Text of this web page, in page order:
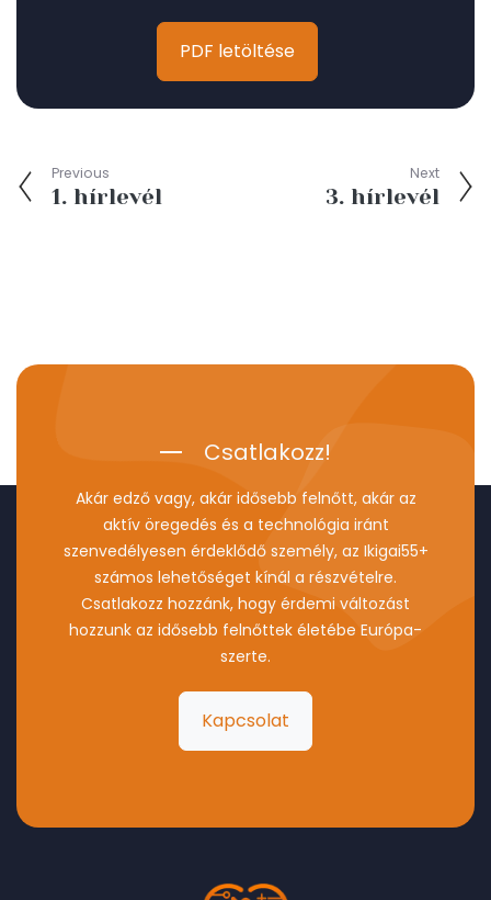
PDF letöltése
Previous
1. hírlevél
Next
3. hírlevél
Csatlakozz!
Akár edző vagy, akár idősebb felnőtt, akár az
aktív öregedés és a technológia iránt
szenvedélyesen érdeklődő személy, az Ikigai55+
számos lehetőséget kínál a részvételre.
Csatlakozz hozzánk, hogy érdemi változást
hozzunk az idősebb felnőttek életébe Európa-
szerte.
Kapcsolat